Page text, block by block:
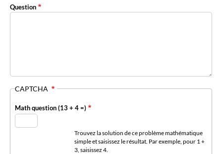
Question
CAPTCHA
Math question (13 + 4 =)
Trouvez la solution de ce problème mathématique
simple et saisissez le résultat. Par exemple, pour 1 +
3, saisissez 4.